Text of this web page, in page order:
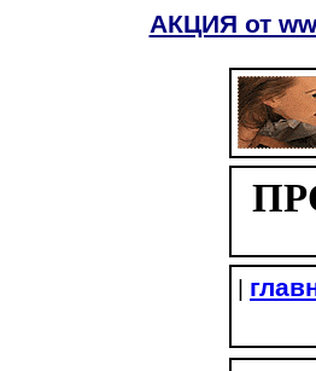
АКЦИЯ от